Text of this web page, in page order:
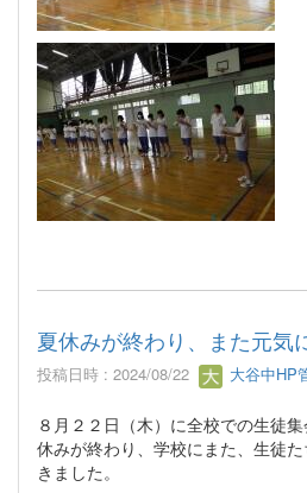
夏休みが終わり、また元気
投稿日時 : 2024/08/22 大谷中HP
８月２２日（木）に全校での生徒
休みが終わり、学校にまた、生徒
きました。